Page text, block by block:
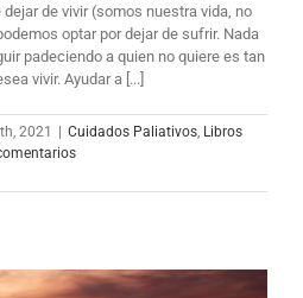
de vivir (somos nuestra vida, no
optar por dejar de sufrir. Nada
padeciendo a quien no quiere es tan
vivir. Ayudar a [...]
2021 | Cuidados Paliativos, Libros